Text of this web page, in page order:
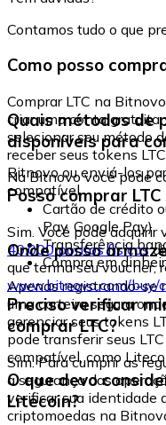
Contamos tudo o que
Como posso
Comprar LTC na
criar uma conta
selecionar seu método
receber seus tokens
Bitnovo ou enviá-los
compatível.
Quais métodos de
disponíveis para
Na Bitnovo você pode
Cartão de crédito
Pay, Google Pay)
Transferência
Compra em
Posso comprar
Sim. Você pode
40.000 pontos físicos
que tenha seu voucher,
www.bitnovo.com/buy/
Onde posso
Apenas registrando-se
uma carteira segura
gerenciar seus tokens
pode transferir seus
compatível, como
Preciso verificar
comprar LTC?
Sim. Para cumprir as
a segurança das
verificar sua identidade
criptomoedas na
O que devo
Litecoin?